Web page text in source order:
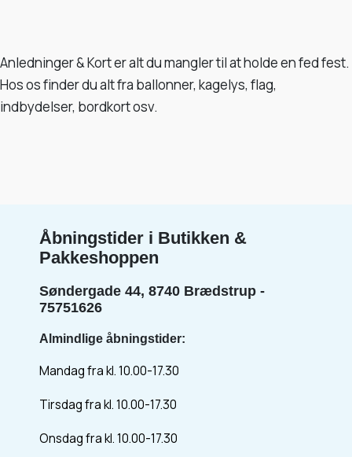
Anledninger & Kort er alt du mangler til at holde en fed fest.
Hos os finder du alt fra ballonner, kagelys, flag,
indbydelser, bordkort osv.
Åbningstider i Butikken &
Pakkeshoppen
Søndergade 44, 8740 Brædstrup -
75751626
Almindlige åbningstider:
Mandag fra kl. 10.00-17.30
Tirsdag fra kl. 10.00-17.30
Onsdag fra kl. 10.00-17.30